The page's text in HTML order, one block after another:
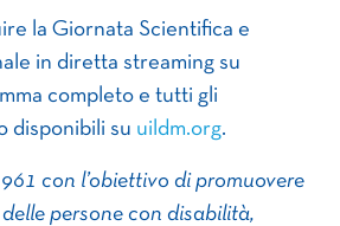
la Giornata Scientifica e
in diretta streaming su
completo e tutti gli
disponibili su uildm.org.
con l’obiettivo di promuovere
persone con disabilità,